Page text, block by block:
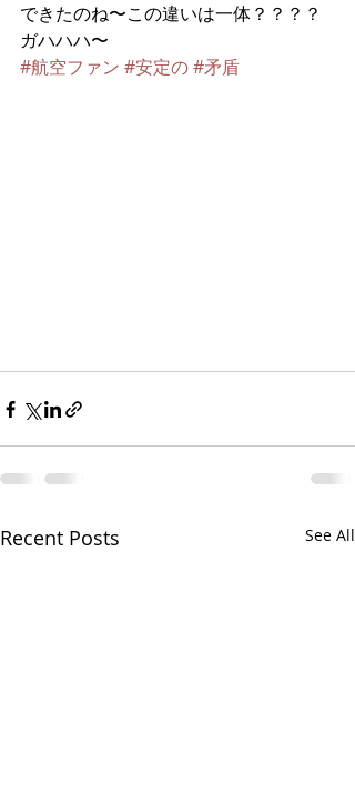
できたのね〜この違いは一体？？？？
ガハハハ〜
#航空ファン #安定の#矛盾
Recent Posts See All